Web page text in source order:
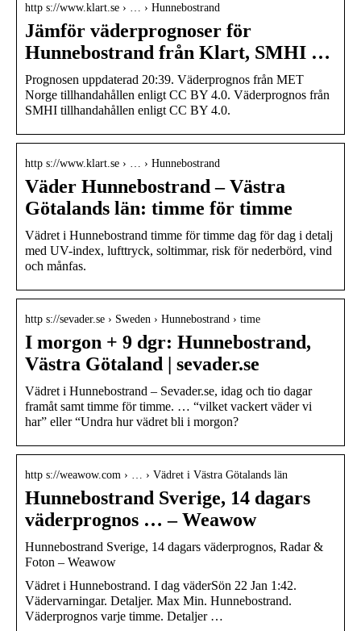
http s://www.klart.se › … › Hunnebostrand
Jämför väderprognoser för
Hunnebostrand från Klart, SMHI …
Prognosen uppdaterad 20:39. Väderprognos från MET
Norge tillhandahållen enligt CC BY 4.0. Väderprognos från
SMHI tillhandahållen enligt CC BY 4.0.
http s://www.klart.se › … › Hunnebostrand
Väder Hunnebostrand – Västra
Götalands län: timme för timme
Vädret i Hunnebostrand timme för timme dag för dag i detalj
med UV-index, lufttryck, soltimmar, risk för nederbörd, vind
och månfas.
http s://sevader.se › Sweden › Hunnebostrand › time
I morgon + 9 dgr: Hunnebostrand,
Västra Götaland | sevader.se
Vädret i Hunnebostrand – Sevader.se, idag och tio dagar
framåt samt timme för timme. … “vilket vackert väder vi
har” eller “Undra hur vädret bli i morgon?
http s://weawow.com › … › Vädret i Västra Götalands län
Hunnebostrand Sverige, 14 dagars
väderprognos … – Weawow
Hunnebostrand Sverige, 14 dagars väderprognos, Radar &
Foton – Weawow
Vädret i Hunnebostrand. I dag väderSön 22 Jan 1:42.
Vädervarningar. Detaljer. Max Min. Hunnebostrand.
Väderprognos varje timme. Detaljer …